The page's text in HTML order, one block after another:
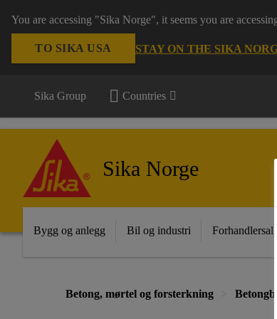
You are accessing "Sika Norge", it seems you are
TO SIKA USA STAY ON THE SIKA
Sika Group Countries
Sika Norge
Bygg og anlegg Bil og industri Forhandlersalg
Betong, mørtel og forsterkning